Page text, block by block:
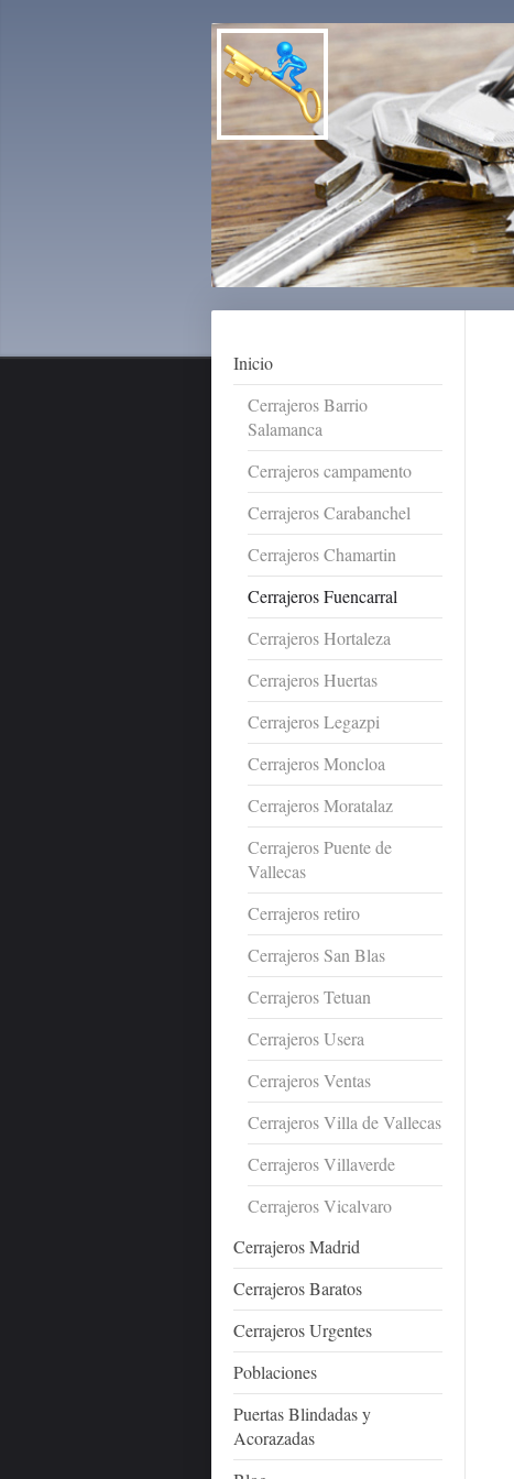
Inicio
Cerrajeros Barrio
Salamanca
Cerrajeros campamento
Cerrajeros Carabanchel
Cerrajeros Chamartin
Cerrajeros Fuencarral
Cerrajeros Hortaleza
Cerrajeros Huertas
Cerrajeros Legazpi
Cerrajeros Moncloa
Cerrajeros Moratalaz
Cerrajeros Puente de
Vallecas
Cerrajeros retiro
Cerrajeros San Blas
Cerrajeros Tetuan
Cerrajeros Usera
Cerrajeros Ventas
Cerrajeros Villa de Vallecas
Cerrajeros Villaverde
Cerrajeros Vicalvaro
Cerrajeros Madrid
Cerrajeros Baratos
Cerrajeros Urgentes
Poblaciones
Puertas Blindadas y
Acorazadas